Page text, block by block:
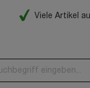
Viele Artikel